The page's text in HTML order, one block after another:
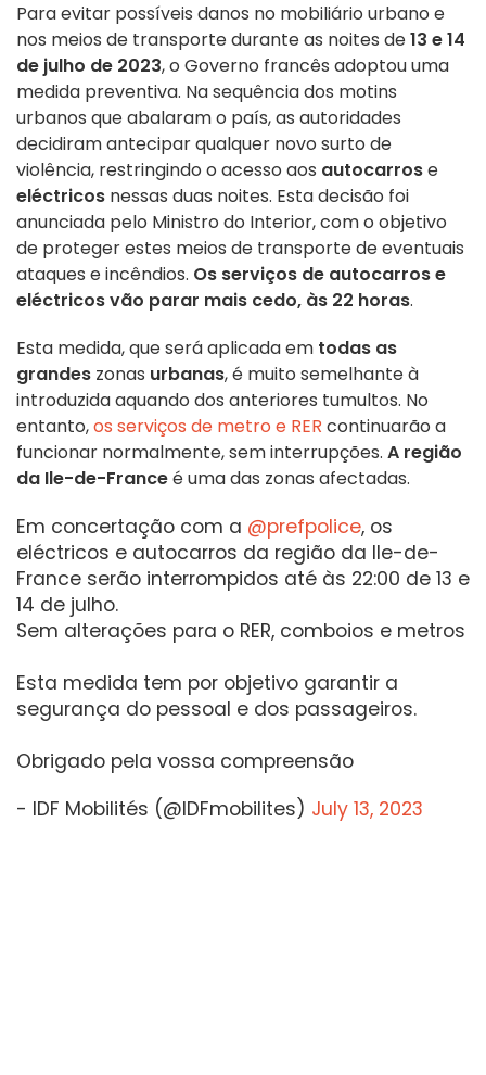
Para evitar possíveis danos no mobiliário urbano e
nos meios de transporte durante as noites de13 e 14
de julho de 2023, o Governo francês adoptou uma
medida preventiva. Na sequência dos motins
urbanos que abalaram o país, as autoridades
decidiram antecipar qualquer novo surto de
violência, restringindo o acesso aos autocarrose
eléctricos nessas duas noites. Esta decisão foi
anunciada pelo Ministro do Interior, com o objetivo
de proteger estes meios de transporte de eventuais
ataques e incêndios. Os serviços de autocarros e
eléctricos vão parar mais cedo, às 22 horas.
Esta medida, que será aplicada em todas as
grandes zonas urbanas, é muito semelhante à
introduzida aquando dos anteriores tumultos. No
entanto,os serviços de metro e RER continuarão a
funcionar normalmente, sem interrupções. A região
da Ile-de-Franceé uma das zonas afectadas.
Em concertação com a @prefpolice, os
eléctricos e autocarros da região da Ile-de-
France serão interrompidos até às 22:00 de 13 e
14 de julho.
Sem alterações para o RER, comboios e metros
Esta medida tem por objetivo garantir a
segurança do pessoal e dos passageiros.
Obrigado pela vossa compreensão
- IDF Mobilités (@IDFmobilites) July 13, 2023